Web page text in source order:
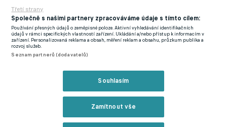
Podmínky užití
Zásady ochrany osobních údajů
GDPR a žurnalistika
Třetí strany
Společně s našimi partnery zpracováváme údaje s tímto cílem:
Používání přesných údajů o zeměpisné poloze. Aktivní vyhledávání identifikačních
údajů v rámci specifických vlastností zařízení. Ukládání a/nebo přístup k informacím v
zařízení. Personalizovaná reklama a obsah, měření reklam a obsahu, průzkum publika a
rozvoj služeb.
Seznam partnerů (dodavatelů)
Souhlasím
Zamítnout vše